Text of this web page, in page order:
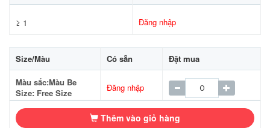
≥ 1 Đăng nhập
Size/Màu Có sẵn Đặt mua
Màu sắc:Màu Be
Size: Free Size
Đăng nhập
Thêm vào giỏ hàng